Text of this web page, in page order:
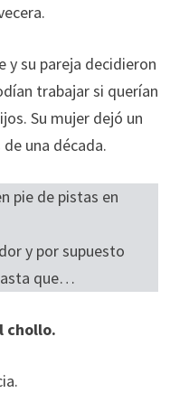
y su pareja decidieron
trabajar si querían
Su mujer dejó un
una década.
pie de pistas en
y por supuesto
que…
chollo.